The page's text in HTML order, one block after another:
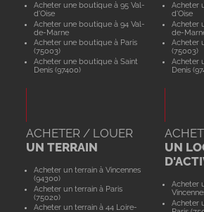
Acheter une boutique à 95 Val-
d'Oise
Acheter une boutique à 94 Val-
de-Marne
Acheter une boutique à Paris
(75003)
Acheter une boutique à Saint
Denis (97400)
Acheter
d'Oise
Acheter
de-
Acheter
(75003)
Acheter
Denis
ACHETER / LOUER
UN TERRAIN
Acheter un terrain à Vincennes
(94300)
Acheter un terrain à Paris
(75020)
Acheter un terrain à 44 Loire-
UN
Acheter
Acheter